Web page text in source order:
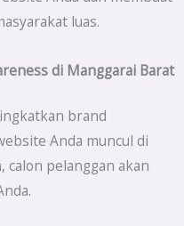
luas.
di Manggarai Barat
brand
Anda muncul di
calon pelanggan akan